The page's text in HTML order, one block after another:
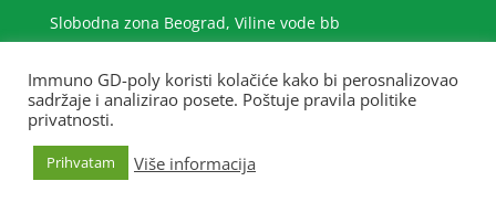
Slobodna zona Beograd, Viline vode bb
+381 (0)11 2070 801
immuno@gdpoly.net
Immuno GD-poly koristi kolačiće kako bi perosnalizovao
sadržaje i analizirao posete. Poštuje pravila politike
privatnosti.
Prihvatam Više informacija